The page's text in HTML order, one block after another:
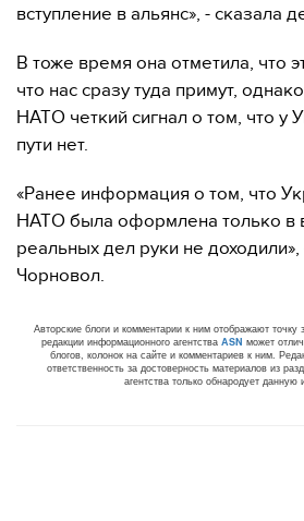
вступление в альянс», - сказала
В тоже время она отметила, что
что нас сразу туда примут,
НАТО четкий сигнал о том, что у
пути нет.
«Ранее информация о том, что
НАТО была оформлена только в
реальных дел руки не доходили»,
Чорновол.
Авторские блоги и комментарии к ним отображают точку
редакции информационного агентства ASN может
блогов, колонок на сайте и комментариев к ним.
ответственность за достоверность материалов из
агентства только обнародует